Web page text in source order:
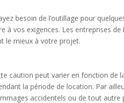
besoin de l’outillage pour
vos exigences. Les entreprises de
le mieux à votre projet.
caution peut varier en fonction de
la période de location. Par
accidentels ou de tout